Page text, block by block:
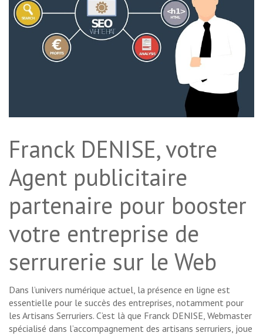
Franck DENISE, votre
Agent publicitaire
partenaire pour booster
votre entreprise de
serrurerie sur le Web
Dans l’univers numérique actuel, la présence en ligne est
essentielle pour le succès des entreprises, notamment pour
les Artisans Serruriers. C’est là que Franck DENISE, Webmaster
spécialisé dans l’accompagnement des artisans serruriers, joue